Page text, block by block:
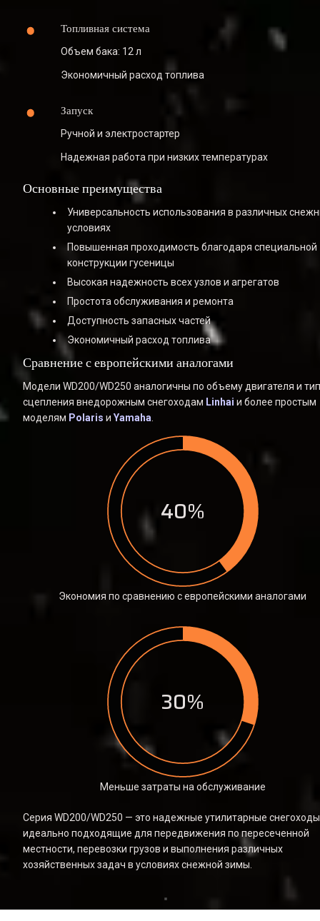
Топливная система
Объем бака: 12 л
Экономичный расход топлива
Запуск
Ручной и электростартер
Надежная работа при низких температурах
Основные преимущества
Универсальность использования в различных
условиях
Повышенная проходимость благодаря специальной
конструкции гусеницы
Высокая надежность всех узлов и агрегатов
Простота обслуживания и ремонта
Доступность запасных частей
Экономичный расход топлива
Сравнение с европейскими аналогами
Модели WD200/WD250 аналогичны по объему двигателя и
сцепления внедорожным снегоходам Linhai и более простым
моделям Polaris и Yamaha
40%
Экономия по сравнению с европейскими аналогами
30%
Меньше затраты на обслуживание
Серия WD200/WD250 — это надежные утилитарные
идеально подходящие для передвижения по пересеченной
местности, перевозки грузов и выполнения различных
хозяйственных задач в условиях снежной зимы.